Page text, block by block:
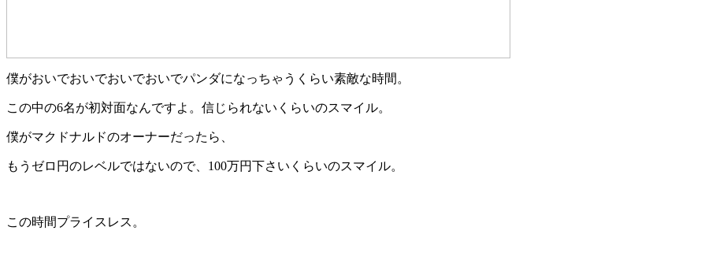
僕がおいでおいでおいでおいでパンダになっちゃうくらい素敵な時間。
この中の6名が初対面なんですよ。信じられないくらいのスマイル。
僕がマクドナルドのオーナーだったら、
もうゼロ円のレベルではないので、100万円下さいくらいのスマイル。
この時間プライスレス。